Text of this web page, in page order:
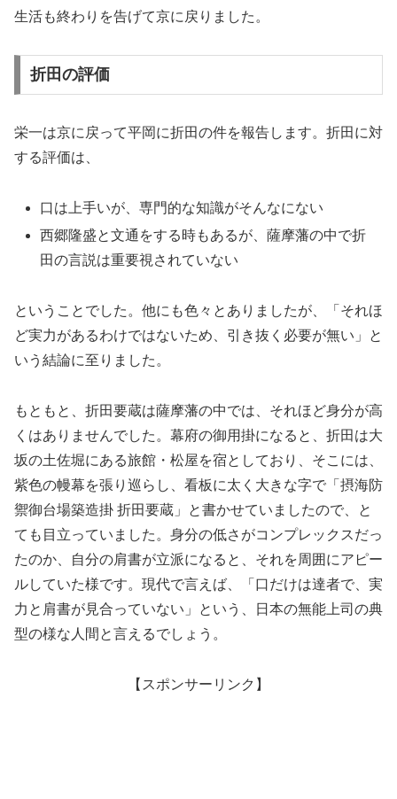
生活も終わりを告げて京に戻りました。
折田の評価
栄一は京に戻って平岡に折田の件を報告します。折田に対
する評価は、
口は上手いが、専門的な知識がそんなにない
西郷隆盛と文通をする時もあるが、薩摩藩の中で折
田の言説は重要視されていない
ということでした。他にも色々とありましたが、「それほ
ど実力があるわけではないため、引き抜く必要が無い」と
いう結論に至りました。
もともと、折田要蔵は薩摩藩の中では、それほど身分が高
くはありませんでした。幕府の御用掛になると、折田は大
坂の土佐堀にある旅館・松屋を宿としており、そこには、
紫色の幔幕を張り巡らし、看板に太く大きな字で「摂海防
禦御台場築造掛 折田要蔵」と書かせていましたので、と
ても目立っていました。身分の低さがコンプレックスだっ
たのか、自分の肩書が立派になると、それを周囲にアピー
ルしていた様です。現代で言えば、「口だけは達者で、実
力と肩書が見合っていない」という、日本の無能上司の典
型の様な人間と言えるでしょう。
【スポンサーリンク】